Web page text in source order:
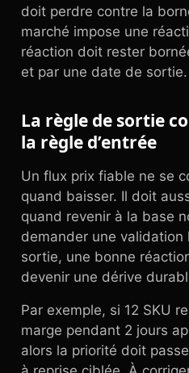
doit perdre contre la
marché impose une
réaction doit rester
et par une date de sortie.
La règle de sortie
la règle d’entrée
Un flux prix fiable ne se
quand baisser. Il doit
quand revenir à la base
demander une validation
sortie, une bonne
devenir une dérive
Par exemple, si 12 SKU
marge pendant 2 jours
alors la priorité doit